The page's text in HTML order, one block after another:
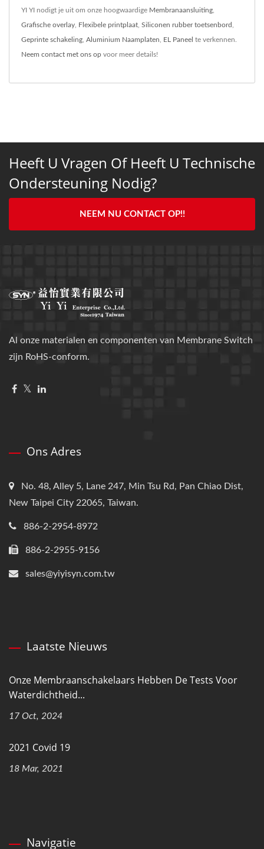
YI YI nodigt je uit om onze hoogwaardige Membranaansluiting
Grafische overlay Flexibele printplaat Siliconen rubber toetsenbord
Geprinte schakeling Aluminium Naamplaten EL Paneel te verkennen.
Neem contact met ons op voor meer details!
Heeft U Vragen Of Heeft U Technische
Ondersteuning Nodig?
NEEM NU CONTACT OP!!
Al onze materialen en componenten van Membrane Switch
zijn RoHS-conform.
Ons Adres
No. 48, Alley 5, Lane 247, Min Tsu Rd, Pan Chiao Dist,
New Taipei City 22065, Taiwan.
886-2-2954-8972
886-2-2955-9156
sales@yiyisyn.com.tw
Laatste Nieuws
Onze Membraanschakelaars Hebben De Tests Voor
Waterdichtheid...
17 Oct, 2024
2021 Covid 19
18 Mar, 2021
Navigatie